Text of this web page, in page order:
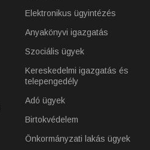
Elektronikus ügyintézés
Anyakönyvi igazgatás
Szociális ügyek
Kereskedelmi igazgatás és
telepengedély
Adó ügyek
Birtokvédelem
Önkormányzati lakás ügyek